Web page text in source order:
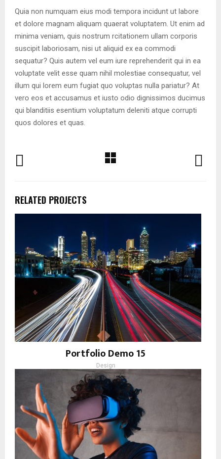
Quia non numquam eius modi tempora incidunt ut labore
et dolore magnam aliquam quaerat voluptatem. Ut enim ad
minima veniam, quis nostrum rcitationem ullam corporis
suscipit laboriosam, nisi ut aliquid ex ea commodi
sequatur? Quis autem vel eum iure reprehenderit qui in ea
voluptate velit esse quam nihil molestiae consequatur, vel
illum qui lorem eum fugiat quo voluptas nulla pariatur? At
vero eos et accusamus et iusto odio dignissimos ducimus
qui blanditiis esentium voluptatum deleniti atque corrupti
quos dolores et quas.
RELATED PROJECTS
Portfolio Demo 15
Design